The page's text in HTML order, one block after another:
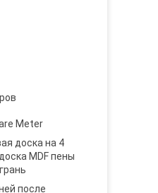
Meter
доска на 4
MDF пены
после